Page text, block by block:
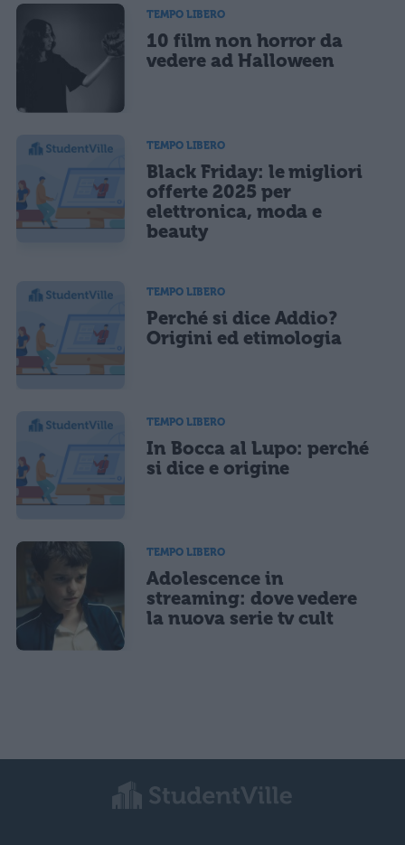
TEMPO LIBERO
10 film non horror da
vedere ad Halloween
TEMPO LIBERO
Black Friday: le migliori
offerte 2025 per
elettronica, moda e
beauty
TEMPO LIBERO
Perché si dice Addio?
Origini ed etimologia
TEMPO LIBERO
In Bocca al Lupo: perché
si dice e origine
TEMPO LIBERO
Adolescence in
streaming: dove vedere
la nuova serie tv cult